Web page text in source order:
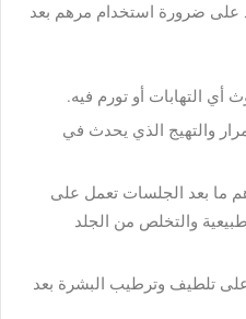
على ضرورة استخدام مرهم بعد
التهابات أو تورم فيه.
والتهيج الذي يحدث في
ما بعد الجلسات تعمل على
والتخلص من الجلد
تلطيف وترطيب البشرة بعد